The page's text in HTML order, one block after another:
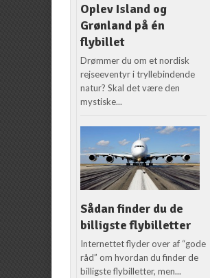
Oplev Island og
Grønland på én
flybillet
Drømmer du om et nordisk
rejseeventyr i tryllebindende
natur? Skal det være den
mystiske...
Sådan finder du de
billigste flybilletter
Internettet flyder over af “gode
råd” om hvordan du finder de
billigste flybilletter, men...